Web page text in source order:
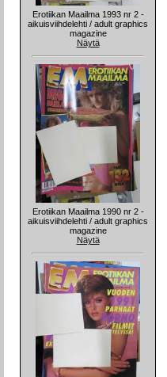
Erotiikan Maailma 1993 nr 2 -
aikuisviihdelehti / adult graphics
magazine
Näytä
Erotiikan Maailma 1990 nr 2 -
aikuisviihdelehti / adult graphics
magazine
Näytä